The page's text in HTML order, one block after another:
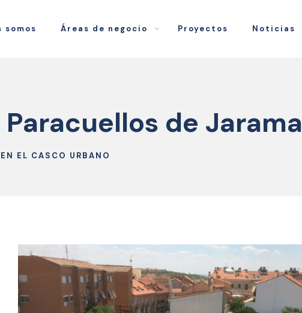
somos Áreas de negocio Proyectos Noticias
de Jarama
EL CASCO URBANO